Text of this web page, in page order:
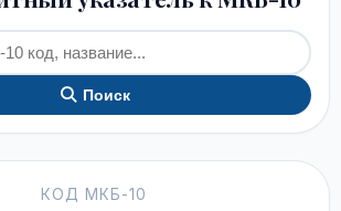
Поиск
КОД МКБ-10